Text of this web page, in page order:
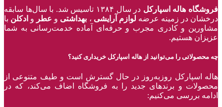
فروشگاه هاله اسپارکل
در سال ۱۳۸۴ تاسیس شد. با سال‌ها سابقه
درخشان در زمینه عرضه لوازم آرایشی ، بهداشتی و عطر و ادکلن با
مشاورین و کادری مجرب و حرفه‌ای آماده خدمت‌رسانی به شما
عزیزان هستیم.
چه محصولاتی را می‌توانید از هاله اسپارکل خریداری کنید؟
هاله اسپارکل روزبه‌روز در حال گسترش است و طیف متنوعی از
محصولات و برند‌های جدید را به فروشگاه اضاف می‌کند، که در
ادامه بررسی می‌کنیم: